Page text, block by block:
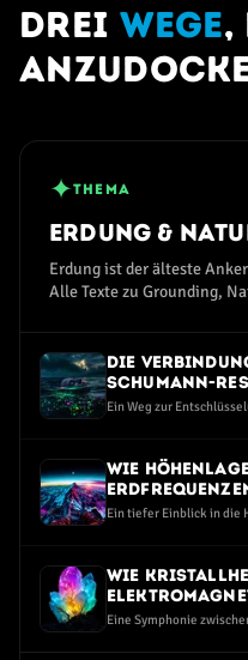
Drei Wege,
✦THEMA
Erdung &
Erdung ist der älteste
Alle Texte zu Grounding,
Die
Schumann-
Ein Weg zur
Wie
Ein tiefer Einblick in die
Wie
Erde
Eine Symphonie